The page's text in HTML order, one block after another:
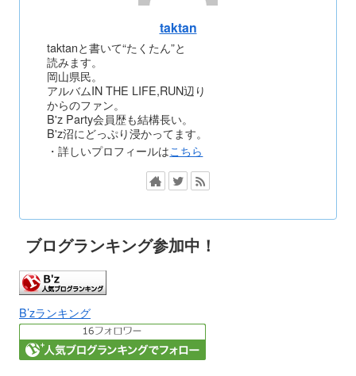
taktan
taktanと書いて“たくたん”と
読みます。
岡山県民。
アルバムIN THE LIFE,RUN辺り
からのファン。
B'z Party会員歴も結構長い。
B'z沼にどっぷり浸かってます。
・詳しいプロフィールはこちら
ブログランキング参加中！
B’zランキング